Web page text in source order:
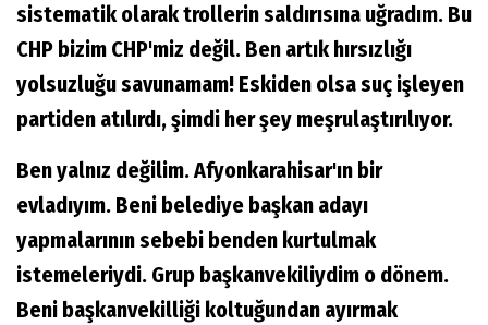
sistematik olarak trollerin saldırısına uğradım. Bu
CHP bizim CHP'miz değil. Ben artık hırsızlığı
yolsuzluğu savunamam! Eskiden olsa suç işleyen
partiden atılırdı, şimdi her şey meşrulaştırılıyor.
Ben yalnız değilim. Afyonkarahisar'ın bir
evladıyım. Beni belediye başkan adayı
yapmalarının sebebi benden kurtulmak
istemeleriydi. Grup başkanvekiliydim o dönem.
Beni başkanvekilliği koltuğundan ayırmak